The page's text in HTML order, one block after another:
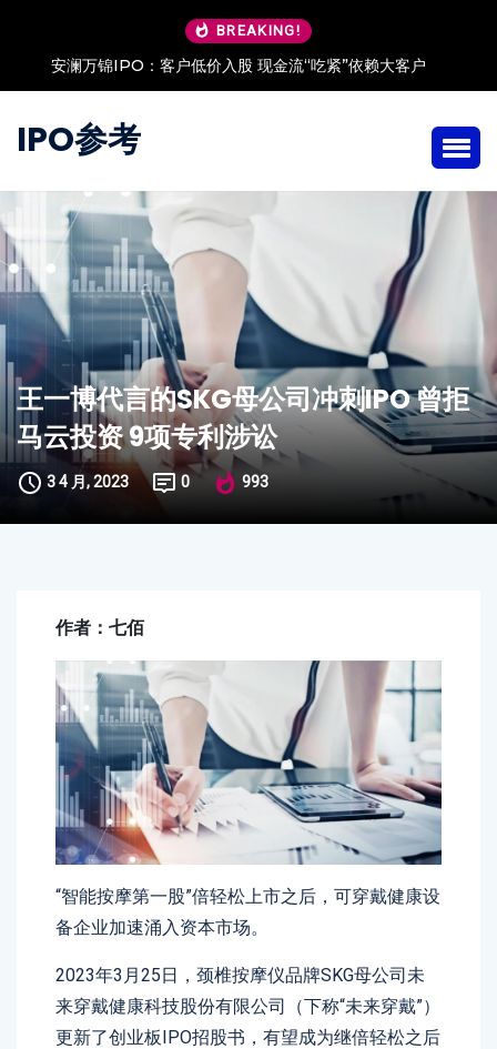
BREAKING!
安澜万锦IPO：客户低价入股 现金流“吃紧”依赖大客户
IPO参考
王一博代言的SKG母公司冲刺IPO 曾拒
马云投资 9项专利涉讼
3 4 月, 2023 0 993
作者：七佰
“智能按摩第一股”倍轻松上市之后，可穿戴健康设
备企业加速涌入资本市场。
2023年3月25日，颈椎按摩仪品牌SKG母公司未
来穿戴健康科技股份有限公司（下称“未来穿戴”）
更新了创业板IPO招股书，有望成为继倍轻松之后